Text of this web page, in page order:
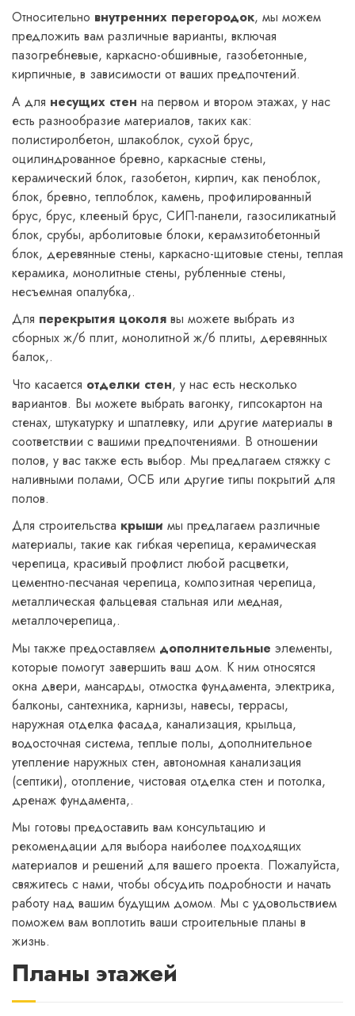
Относительно внутренних перегородок, мы можем
предложить вам различные варианты, включая
пазогребневые, каркасно-обшивные, газобетонные,
кирпичные, в зависимости от ваших предпочтений.
А для несущих стен на первом и втором этажах, у нас
есть разнообразие материалов, таких как:
полистиролбетон, шлакоблок, сухой брус,
оцилиндрованное бревно, каркасные стены,
керамический блок, газобетон, кирпич, как пеноблок,
блок, бревно, теплоблок, камень, профилированный
брус, брус, клееный брус, СИП-панели, газосиликатный
блок, срубы, арболитовые блоки, керамзитобетонный
блок, деревянные стены, каркасно-щитовые стены, теплая
керамика, монолитные стены, рубленные стены,
несъемная опалубка,.
Для перекрытия цоколя вы можете выбрать из
сборных ж/б плит, монолитной ж/б плиты, деревянных
балок,.
Что касается отделки стен, у нас есть несколько
вариантов. Вы можете выбрать вагонку, гипсокартон на
стенах, штукатурку и шпатлевку, или другие материалы в
соответствии с вашими предпочтениями. В отношении
полов, у вас также есть выбор. Мы предлагаем стяжку с
наливными полами, ОСБ или другие типы покрытий для
полов.
Для строительства крыши мы предлагаем различные
материалы, такие как гибкая черепица, керамическая
черепица, красивый профлист любой расцветки,
цементно-песчаная черепица, композитная черепица,
металлическая фальцевая стальная или медная,
металлочерепица,.
Мы также предоставляем дополнительные элементы,
которые помогут завершить ваш дом. К ним относятся
окна двери, мансарды, отмостка фундамента, электрика,
балконы, сантехника, карнизы, навесы, террасы,
наружная отделка фасада, канализация, крыльца,
водосточная система, теплые полы, дополнительное
утепление наружных стен, автономная канализация
(септики), отопление, чистовая отделка стен и потолка,
дренаж фундамента,.
Мы готовы предоставить вам консультацию и
рекомендации для выбора наиболее подходящих
материалов и решений для вашего проекта. Пожалуйста,
свяжитесь с нами, чтобы обсудить подробности и начать
работу над вашим будущим домом. Мы с удовольствием
поможем вам воплотить ваши строительные планы в
жизнь.
Планы этажей